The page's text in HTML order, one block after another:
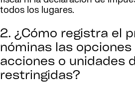
todos los lugares.
2. ¿Cómo registra el
nóminas las opciones
acciones o unidades
restringidas?